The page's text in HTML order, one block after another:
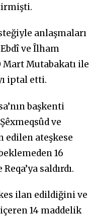
anlaşmaları
Ebdî ve Îlham
Mart Mutabakatı ile
iptal etti.
başkenti
ve
edilen ateşkese
16
saldırdı.
ilan edildiğini ve
14 maddelik